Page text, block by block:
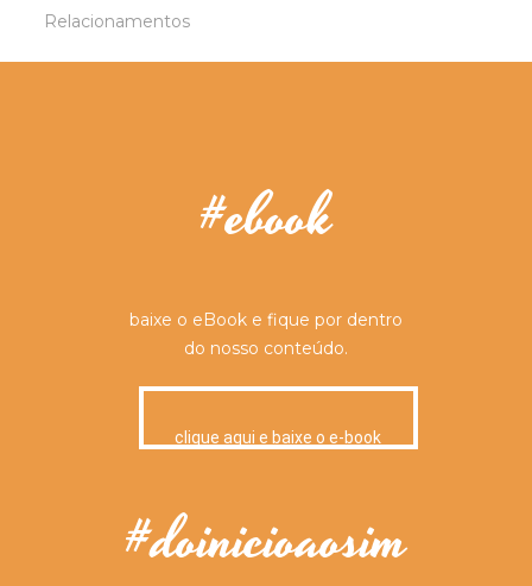
Relacionamentos
#ebook
baixe o eBook e fique por dentro
do nosso conteúdo.
clique aqui e baixe o e-book
#doinicioaosim